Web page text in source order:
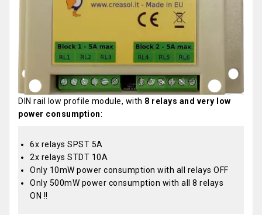
DIN rail low profile module, with 8 relays and very low
power consumption:
6x relays SPST 5A
2x relays STDT 10A
Only 10mW power consumption with all relays OFF
Only 500mW power consumption with all 8 relays
ON !!